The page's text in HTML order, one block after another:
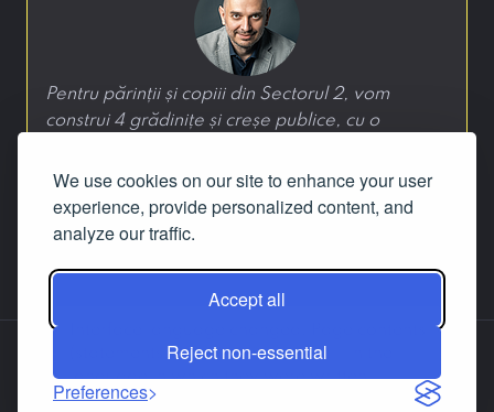
We use cookies on our site to enhance your user
experience, provide personalized content, and
analyze our traffic.
Accept all
Reject non-essential
Preferences
Pentru părinții și copiii din Sectorul 2, vom
construi 4 grădinițe și creșe publice, cu o
—Radu Mihaiu , 25 septembrie 2020
Contact us Facebook
© 2019-2026 , a project developed